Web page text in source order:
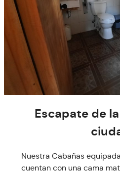
Escapate de
Nuestra Cabañas
cuentan con una cama